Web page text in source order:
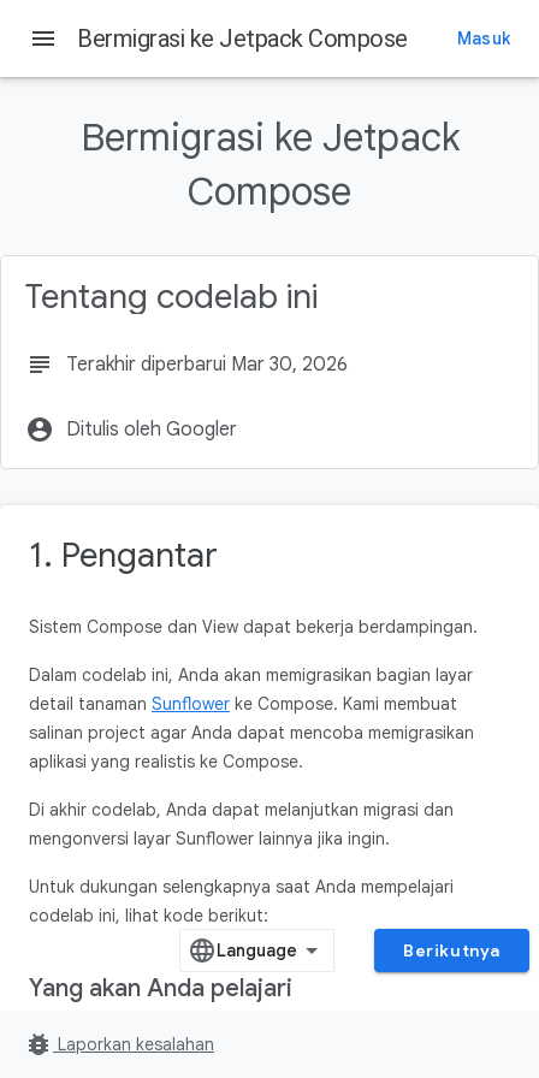
1. Pengantar
Yang akan Anda pelajari
Yang akan Anda butuhkan
menu Bermigrasi ke Jetpack Compose Masuk
Bermigrasi ke Jetpack
Compose
Tentang codelab ini
subject Terakhir diperbarui Mar 30, 2026
account_circle Ditulis oleh Googler
1. Pengantar
Sistem Compose dan View dapat bekerja berdampingan.
Dalam codelab ini, Anda akan memigrasikan bagian layar
detail tanaman Sunflower ke Compose. Kami membuat
salinan project agar Anda dapat mencoba memigrasikan
aplikasi yang realistis ke Compose.
Di akhir codelab, Anda dapat melanjutkan migrasi dan
mengonversi layar Sunflower lainnya jika ingin.
Untuk dukungan selengkapnya saat Anda mempelajari
codelab ini, lihat kode berikut:
Yang akan Anda pelajari
Dalam codelab ini, Anda akan mempelajari:
Berikutnya
bug_report Laporkan kesalahan